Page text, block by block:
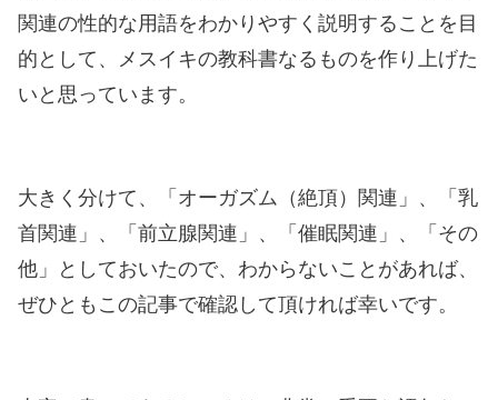
関連の性的な用語をわかりやすく説明することを目
的として、メスイキの教科書なるものを作り上げた
いと思っています。
大きく分けて、「オーガズム（絶頂）関連」、「乳
首関連」、「前立腺関連」、「催眠関連」、「その
他」としておいたので、わからないことがあれば、
ぜひともこの記事で確認して頂ければ幸いです。